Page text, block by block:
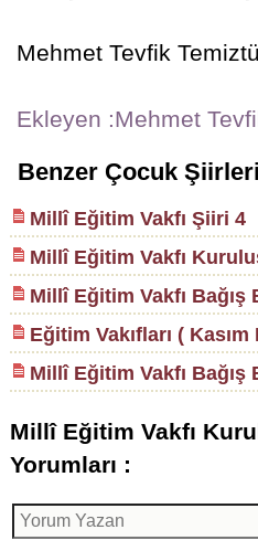
Mehmet Tevfik
Ekleyen :Mehmet
Benzer Çocuk
Millî Eğitim Vakfı Şiiri 4
Millî Eğitim Vakfı
Millî Eğitim Vakfı Bağış
Eğitim Vakıfları (
Millî Eğitim Vakfı Bağış
Millî Eğitim Vakfı
Yorumları :